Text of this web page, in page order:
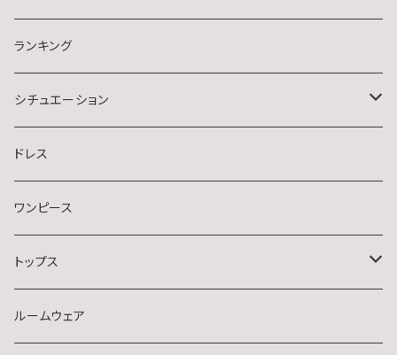
らいむたそさん
ランキング
シチュエーション
キャバクラ
クラブ・ラウンジ
スナック
デート・同伴・アフター
ドレス
ワンピース
トップス
半袖
ルームウェア